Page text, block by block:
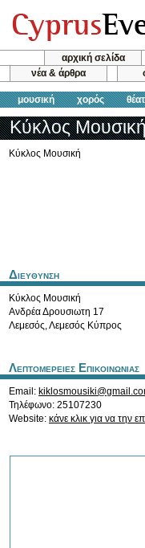
αρχική σελίδα
νέα & άρθρα
μουσική χορός
Κύκλος
Κύκλος Μουσική
Διευθυνση
Κύκλος Μουσική
Ανδρέα Δρουσιωτη 17
Λεμεσός,Λεμεσός Κύπρος
Λεπτομερειες Επικοινωνιας
Email:
Τηλέφωνο: 25107230
Website: κάνε κλικ για να την